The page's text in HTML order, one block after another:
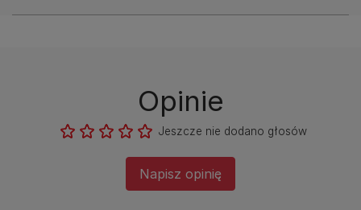
Opinie
Jeszcze nie dodano głosów
Napisz opinię